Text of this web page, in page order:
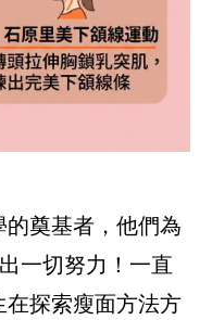
奠基者，他們為
一切努力！一直
探索瘦面方法方